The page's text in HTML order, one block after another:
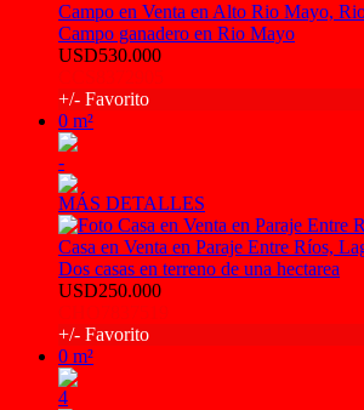
Campo en Venta en Alto Rio Mayo,
Campo ganadero en Rio Mayo
USD530.000
+/- Favorito
0 m²
-
MÁS DETALLES
Casa en Venta en Paraje Entre Ríos,
Dos casas en terreno de una hectarea
USD250.000
+/- Favorito
0 m²
4